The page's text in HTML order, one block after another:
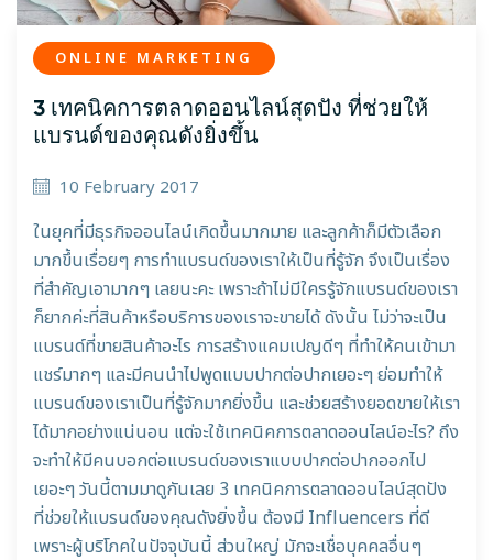
ONLINE MARKETING
3 เทคนิคการตลาดออนไลน์สุดปัง ที่ช่วยให้
แบรนด์ของคุณดังยิ่งขึ้น
10 February 2017
ในยุคที่มีธุรกิจออนไลน์เกิดขึ้นมากมาย และลูกค้าก็มีตัวเลือก
มากขึ้นเรื่อยๆ การทำแบรนด์ของเราให้เป็นที่รู้จัก จึงเป็นเรื่อง
ที่สำคัญเอามากๆ เลยนะคะ เพราะถ้าไม่มีใครรู้จักแบรนด์ของเรา
ก็ยากค่ะที่สินค้าหรือบริการของเราจะขายได้ ดังนั้น ไม่ว่าจะเป็น
แบรนด์ที่ขายสินค้าอะไร การสร้างแคมเปญดีๆ ที่ทำให้คนเข้ามา
แชร์มากๆ และมีคนนำไปพูดแบบปากต่อปากเยอะๆ ย่อมทำให้
แบรนด์ของเราเป็นที่รู้จักมากยิ่งขึ้น และช่วยสร้างยอดขายให้เรา
ได้มากอย่างแน่นอน แต่จะใช้เทคนิคการตลาดออนไลน์อะไร? ถึง
จะทำให้มีคนบอกต่อแบรนด์ของเราแบบปากต่อปากออกไป
เยอะๆ วันนี้ตามมาดูกันเลย 3 เทคนิคการตลาดออนไลน์สุดปัง
ที่ช่วยให้แบรนด์ของคุณดังยิ่งขึ้น ต้องมี Influencers ที่ดี
เพราะผู้บริโภคในปัจจุบันนี้ ส่วนใหญ่ มักจะเชื่อบุคคลอื่นๆ